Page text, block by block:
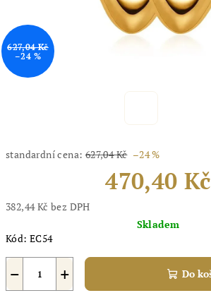
standardní cena: 627,04 Kč –24 %
470,40 Kč
382,44 Kč bez DPH
cena:
Skladem
Kód: EC54
+
− Do
627,04 Kč
–24 %